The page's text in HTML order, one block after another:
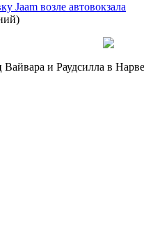
Jaam возле автовокзала
)
Вайвара и Раудсилла в